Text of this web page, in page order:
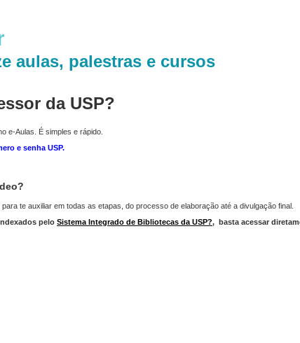
aulas, palestras e cursos
da USP?
e-Aulas. É simples e rápido.
e senha USP.
te auxiliar em todas as etapas, do processo de elaboração até a divulgação final.
pelo Sistema Integrado de Bibliotecas da USP?, basta acessar